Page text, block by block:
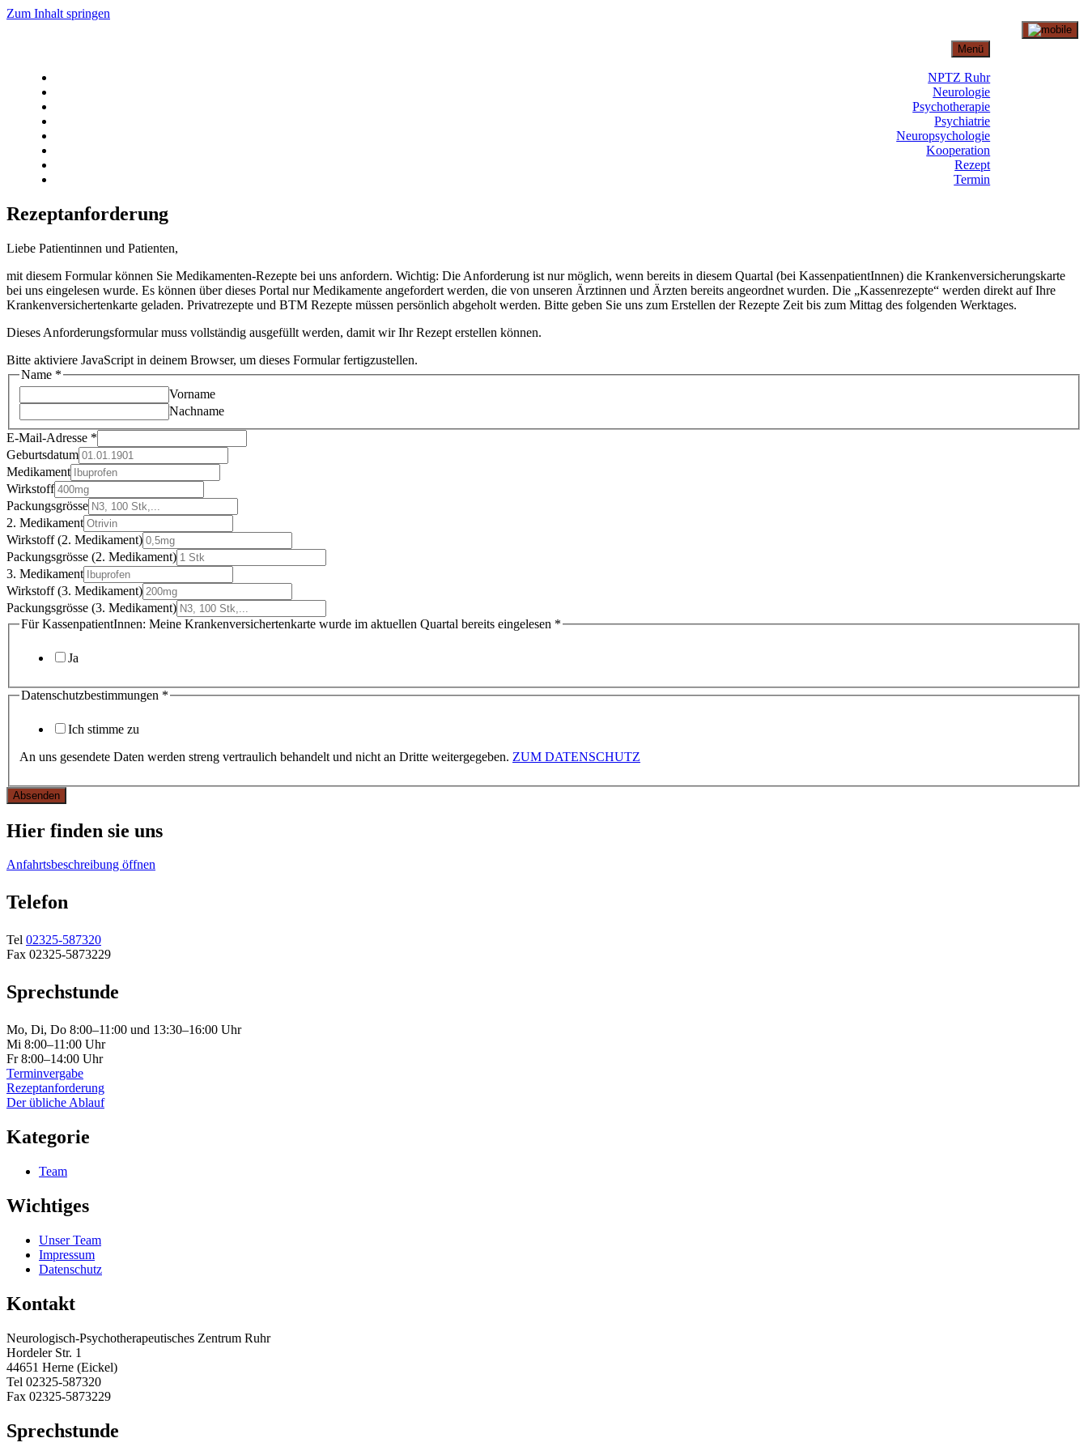
Zum Inhalt springen
Menü
NPTZ Ruhr
Neurologie
Psychotherapie
Psychiatrie
Neuropsychologie
Kooperation
Rezept
Termin
Rezeptanforderung
Liebe Patientinnen und Patienten,
mit diesem Formular können Sie Medikamenten-Rezepte bei uns anfordern. Wichtig: Die Anforderung ist nur möglich, wenn bereits in diesem Quartal (bei KassenpatientInnen) die Krankenversicherungskarte
bei uns eingelesen wurde. Es können über dieses Portal nur Medikamente angefordert werden, die von unseren Ärztinnen und Ärzten bereits angeordnet wurden. Die „Kassenrezepte“ werden direkt auf Ihre
Krankenversichertenkarte geladen. Privatrezepte und BTM Rezepte müssen persönlich abgeholt werden. Bitte geben Sie uns zum Erstellen der Rezepte Zeit bis zum Mittag des folgenden Werktages.
Dieses Anforderungsformular muss vollständig ausgefüllt werden, damit wir Ihr Rezept erstellen können.
Bitte aktiviere JavaScript in deinem Browser, um dieses Formular fertigzustellen.
Name *
Vorname
Nachname
E-Mail-Adresse *
Geburtsdatum
Medikament
Wirkstoff
Datenschutzbestimmungen
3.
bereits
Packungsgrösse
2. Medikament
Wirkstoff (2. Medikament)
Packungsgrösse (2. Medikament)
3. Medikament
Wirkstoff (3. Medikament)
Packungsgrösse (3. Medikament)
Für KassenpatientInnen: Meine Krankenversichertenkarte wurde im aktuellen Quartal bereits eingelesen *
Ja
Datenschutzbestimmungen *
Ich stimme zu
An uns gesendete Daten werden streng vertraulich behandelt und nicht an Dritte weitergegeben. ZUM DATENSCHUTZ
Absenden
Hier finden sie uns
Anfahrtsbeschreibung öffnen
Telefon
Tel 02325-587320
Fax 02325-5873229
Sprechstunde
Mo, Di, Do 8:00–11:00 und 13:30–16:00 Uhr
Mi 8:00–11:00 Uhr
Fr 8:00–14:00 Uhr
Terminvergabe
Rezeptanforderung
Der übliche Ablauf
Kategorie
Team
Wichtiges
Unser Team
Impressum
Datenschutz
Kontakt
Neurologisch-Psychotherapeutisches Zentrum Ruhr
Hordeler Str. 1
44651 Herne (Eickel)
Tel 02325-587320
Fax 02325-5873229
Sprechstunde